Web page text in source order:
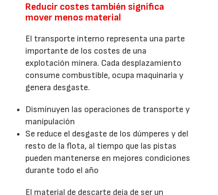
Reducir costes también significa
mover menos material
El transporte interno representa una parte
importante de los costes de una
explotación minera. Cada desplazamiento
consume combustible, ocupa maquinaria y
genera desgaste.
Disminuyen las operaciones de transporte y
manipulación
Se reduce el desgaste de los dúmperes y del
resto de la flota, al tiempo que las pistas
pueden mantenerse en mejores condiciones
durante todo el año
El material de descarte deja de ser un